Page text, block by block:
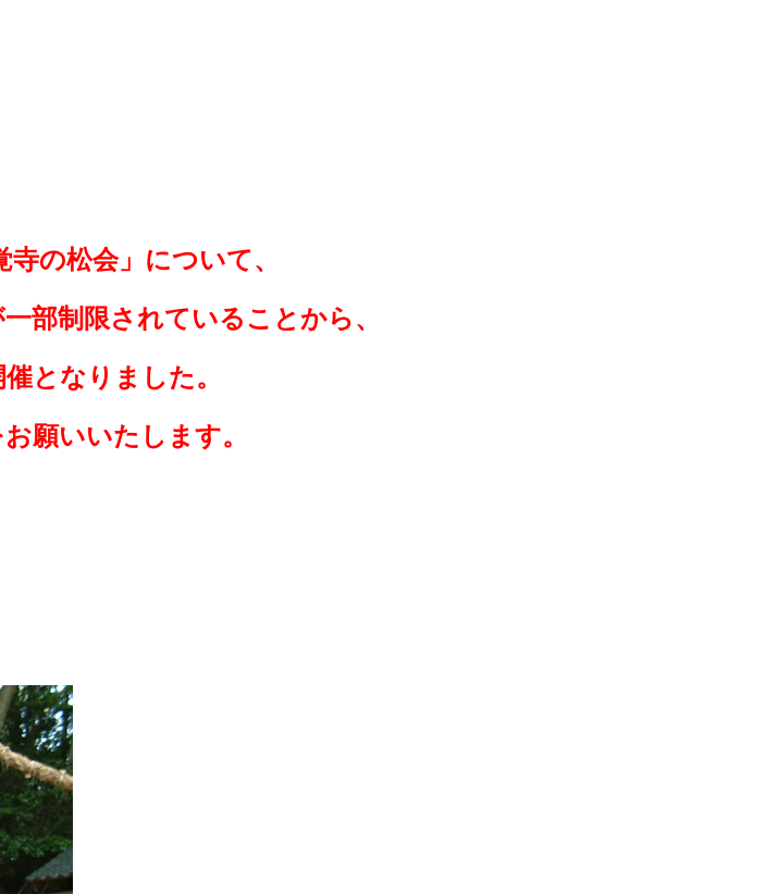
の松会」について、
部制限されていることから、
となりました。
願いいたします。